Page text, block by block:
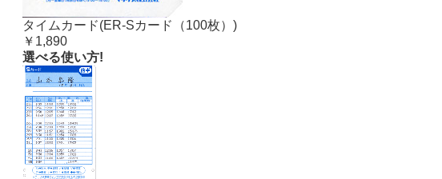
タイムカード(ER-Sカード（100枚）)
￥1,890
選べる使い方!